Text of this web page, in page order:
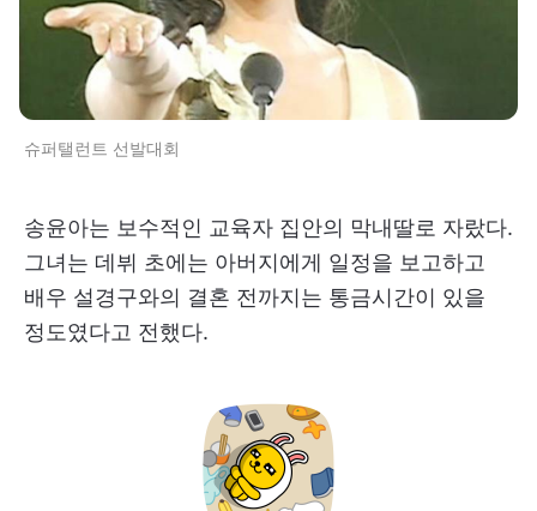
슈퍼탤런트 선발대회
송윤아는 보수적인 교육자 집안의 막내딸로 자랐다.
그녀는 데뷔 초에는 아버지에게 일정을 보고하고
배우 설경구와의 결혼 전까지는 통금시간이 있을
정도였다고 전했다.